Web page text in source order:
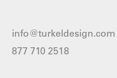
info@turkeldesign.com
877 710 2518